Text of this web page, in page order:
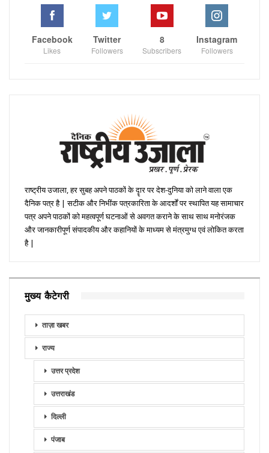
Facebook
Likes
Twitter
Followers
8
Subscribers
Instagram
Followers
राष्ट्रीय उजाला, हर सुबह अपने पाठकों के दॄार पर देश-दुनिया को लाने वाला एक
दैनिक पत्र है | सटीक और निभींक पत्रकारिता के आदर्शों पर स्थापित यह सामाचार
पत्र अपने पाठकों को महत्वपूर्ण घटनाओं से अवगत कराने के साथ साथ मनोरंजक
और जानकारीपूर्ण संपादकीय और कहानियों के माध्यम से मंत्रमुग्ध एवं लोकित करता
है |
मुख्य कैटेगरी
ताज़ा खबर
राज्य
उत्तर प्रदेश
उत्तराखंड
दिल्ली
पंजाब